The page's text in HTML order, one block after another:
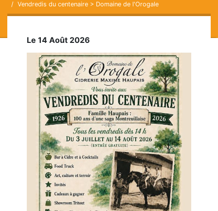
Vendredis du centenaire > Domaine de l'Orogale
Le 14 Août 2026